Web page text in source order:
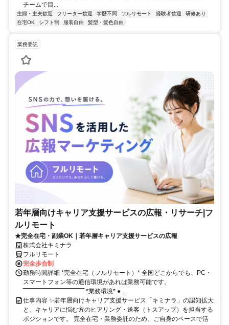
チームで目...
主婦・主夫歓迎 フリーター歓迎 学歴不問 フルリモート 経験者歓迎
研修あり
在宅OK
シフト制 服装自由 髪型・髪色自由
業務委託
若年層向けキャリア支援サービスの広報・リサーチ|フ
ルリモート
★完全在宅・副業OK｜若年層キャリア支援サービスの広報
株式会社キミナラ
フルリモート
完全歩合制
勤務時間詳細 *完全在宅（フルリモート）* 全国どこからでも、PC・
スマートフォン等の通信環境があれば業務可能です。
‾‾‾‾‾‾‾‾‾‾‾‾‾‾‾‾‾‾‾‾‾‾‾‾‾‾‾‾‾‾ *業務環境* ● ...
仕事内容 ✨若年層向けキャリア支援サービス「キミナラ」の認知拡大
と、キャリアに悩む方のヒアリング・送客（トスアップ）を担当する
ポジションです。 完全在宅・業務委託のため、ご自身のペースで活